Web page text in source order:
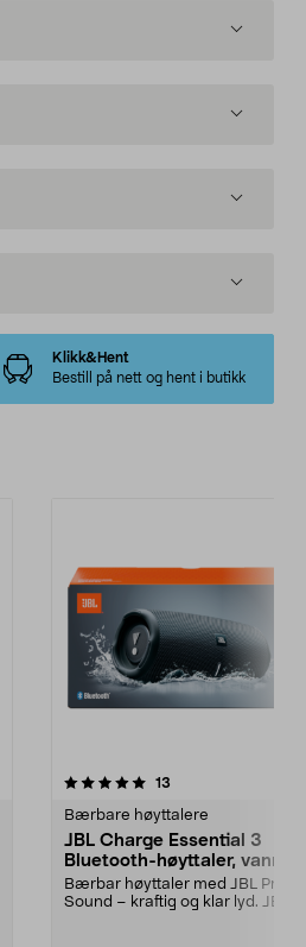
Klikk&Hent
Bestill på nett og hent i butikk
13
Bærbare høyttalere
JBL Charge Essential 3
Bluetooth-høyttaler, vanntett
Bærbar høyttaler med JBL Pro
Sound – kraftig og klar lyd. JBL
4.5 av 5 stjerner